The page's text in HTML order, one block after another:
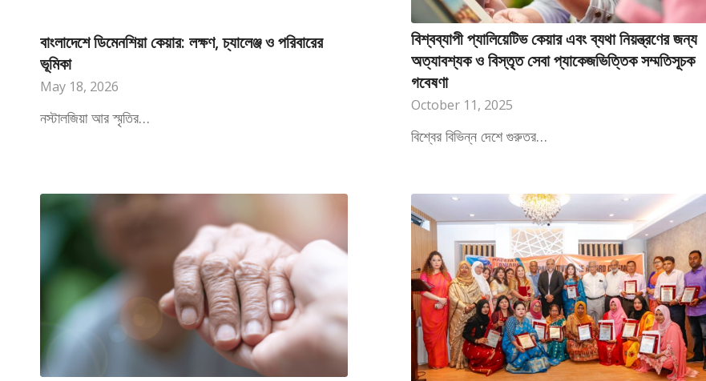
বাংলাদেশে ডিমেনশিয়া কেয়ার: লক্ষণ, চ্যালেঞ্জ ও পরিবারের
ভূমিকা
May 18, 2026
নস্টালজিয়া আর স্মৃতির…
বিশ্বব্যাপী প্যালিয়েটিভ কেয়ার এবং ব্যথা নিয়ন্ত্রণের জন্য
অত্যাবশ্যক ও বিস্তৃত সেবা প্যাকেজভিত্তিক সম্মতিসূচক
গবেষণা
October 11, 2025
বিশ্বের বিভিন্ন দেশে গুরুতর…